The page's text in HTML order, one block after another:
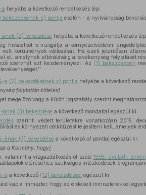
a helyébe a következő rendelkezés lép:
bekezdésének c) pontja esetén – a nyilvánosság
(2) bekezdése helyébe a következő rendelkezés
hivatalból is vizsgálja a környezetvédelmi
vett körülmények változását. Ha ezek jelentősen
el, amelynek elbírálásáig a tevékenység folytatását
szervnél ezt kezdeményezi. Az (1) bekezdésben
a (2) bekezdésének c) pontja helyébe a következő
folytatója köteles]
megelőző vagy a külön jogszabály szerint
ának (3) bekezdése a következő mondattal egészül ki:
szerinti védett területekre vonatkozóan 2015.
és környezeti célkitűzést teljesíteni kell, amelyek
ának (7) bekezdése a következő o) ponttal egészül ki:
a Kormány, hogy]
valamint a vízgazdálkodásról szóló1995. évi LVII.
eléréséhez szükséges intézkedések
a a következő (12) bekezdéssel egészül ki:
kap a miniszter, hogy az érdekelt miniszterekkel